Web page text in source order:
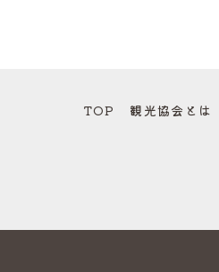
TOP 観光協会とは